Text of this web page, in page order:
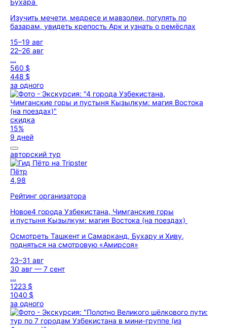
Бухара
Изучить мечети, медресе и мавзолеи, погулять по
базарам, увидеть крепость Арк и узнать о ремёслах
15–19 авг
22–26 авг
...
560 $
448 $
за одного
скидка
15%
9 дней
авторский тур
Пётр
4,98
Рейтинг организатора
Новое4 города Узбекистана, Чимганские горы
и пустыня Кызылкум: магия Востока (на поездах)
Осмотреть Ташкент и Самарканд, Бухару и Хиву,
подняться на смотровую «Амирсоя»
23–31 авг
30 авг — 7 сент
...
1223 $
1040 $
за одного